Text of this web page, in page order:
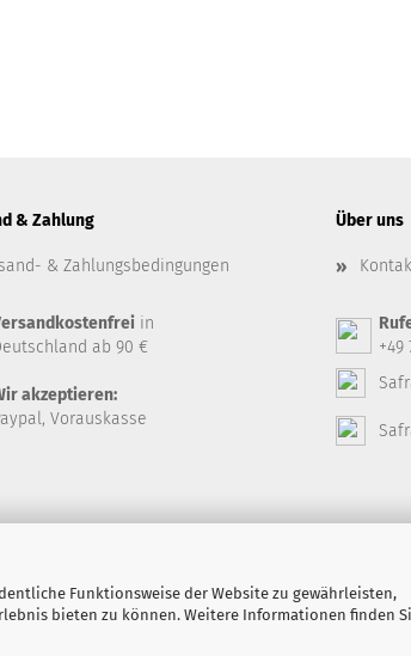
Funktionsweise der Website zu gewährleisten,
bieten zu können. Weitere Informationen finden
& Zahlung
& Zahlungsbedingungen
in
ab 90 €
akzeptieren:
Vorauskasse
Über uns
+49